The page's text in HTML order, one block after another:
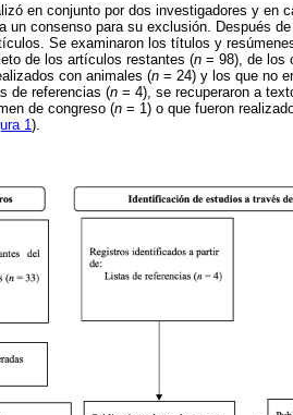
en conjunto por dos investigadores y en
consenso para su exclusión. Después
Se examinaron los títulos y
de los artículos restantes (n = 98), de los
con animales (n = 24) y los que no
de referencias (n = 4), se recuperaron a
de congreso (n = 1) o que fueron
1).